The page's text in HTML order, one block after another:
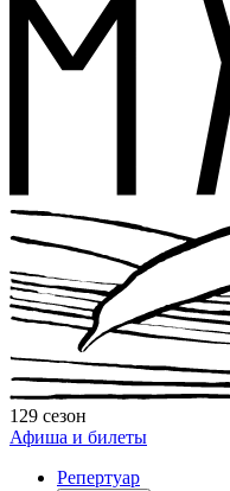
129 сезон
Афиша и билеты
Репертуар